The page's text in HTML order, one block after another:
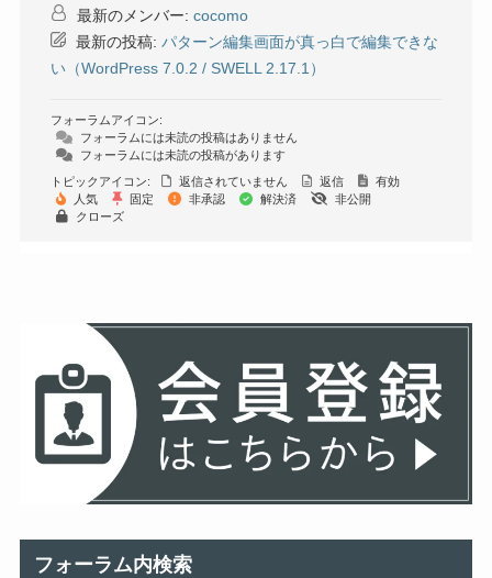
最新のメンバー: cocomo
最新の投稿: パターン編集画面が真っ白で編集できな
い（WordPress 7.0.2 / SWELL 2.17.1）
フォーラムアイコン:
フォーラムには未読の投稿はありません
フォーラムには未読の投稿があります
トピックアイコン:
返信されていません 返信
有効
人気
固定 非承認 解決済
非公開
クローズ
フォーラム内検索